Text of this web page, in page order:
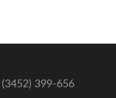
(3452) 399-656